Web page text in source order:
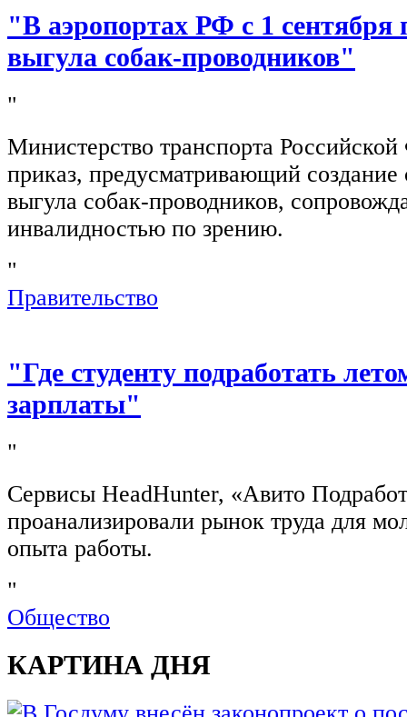
"В аэропортах РФ с 1 сентября
выгула собак-проводников"
"
Министерство транспорта
приказ, предусматривающий создание
выгула собак-проводников,
инвалидностью по зрению.
"
Правительство
"Где студенту подработать
зарплаты"
"
Сервисы HeadHunter, «Авито
проанализировали рынок труда для
опыта работы.
"
Общество
КАРТИНА ДНЯ